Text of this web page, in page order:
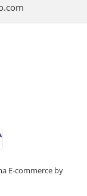
E-commerce by